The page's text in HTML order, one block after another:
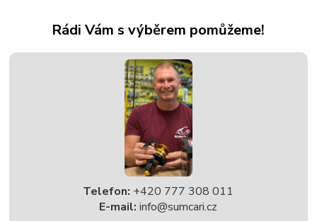
Rádi Vám s výběrem pomůžeme!
Telefon: +420 777 308 011
E-mail: info@sumcari.cz